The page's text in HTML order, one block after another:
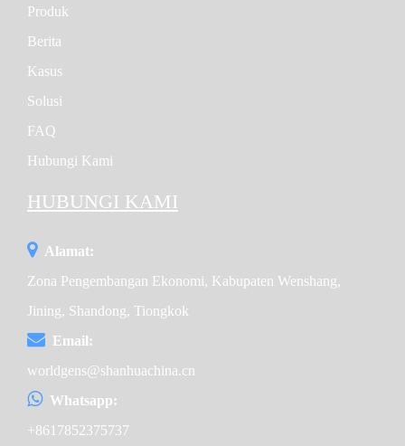
Produk
Berita
Kasus
Solusi
FAQ
Hubungi Kami
HUBUNGI KAMI
Alamat:
Zona Pengembangan Ekonomi, Kabupaten Wenshang,
Jining, Shandong, Tiongkok
Email:
worldgens@shanhuachina.cn
Whatsapp:
+8617852375737